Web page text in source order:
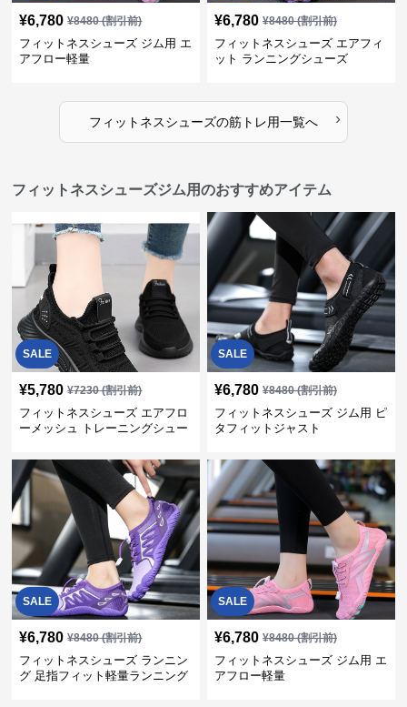
¥6,780 ¥8480(割引前)
フィットネスシューズ ジム用 エ
アフロー軽量
¥6,780 ¥8480(割引前)
フィットネスシューズ エアフィ
ット ランニングシューズ
フィットネスシューズの筋トレ用一覧へ ›
フィットネスシューズジム用のおすすめアイテム
SALE
¥5,780 ¥7230(割引前)
フィットネスシューズ エアフロ
ーメッシュ トレーニングシュー
SALE
¥6,780 ¥8480(割引前)
フィットネスシューズ ジム用 ピ
タフィットジャスト
SALE
¥6,780 ¥8480(割引前)
フィットネスシューズ ランニン
グ 足指フィット軽量ランニング
SALE
¥6,780 ¥8480(割引前)
フィットネスシューズ ジム用 エ
アフロー軽量